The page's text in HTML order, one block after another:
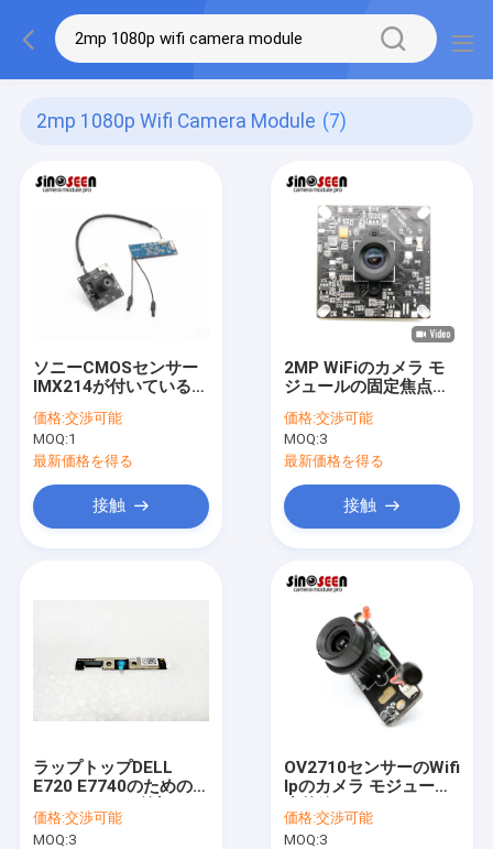
2mp 1080p Wifi Camera Module (7)
ソニーCMOSセンサー
IMX214が付いている
カメラ モジュール
価格:交渉可能
MOQ:1
最新価格を得る
接触
2MP WiFiのカメラ モ
ジュールの固定焦点
センサー
価格:交渉可能
MOQ:3
最新価格を得る
接触
ラップトップDELL
E720 E7740のための
のカメラ モジュール
価格:交渉可能
MOQ:3
OV2710センサーのWifi
Ipのカメラ モジュール
を切った
価格:交渉可能
MOQ:3